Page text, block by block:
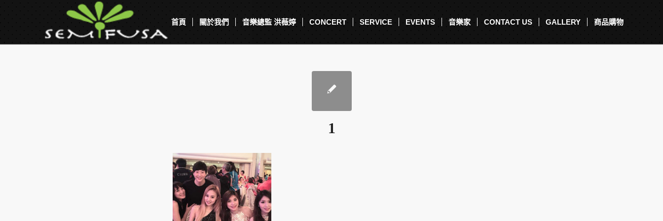
首頁 關於我們 音樂總監 洪薇婷 CONCERT SERVICE EVENTS 音樂家 CONTACT US GALLERY 商品購物
1